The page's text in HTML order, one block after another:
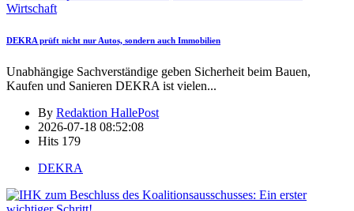
Wirtschaft
DEKRA prüft nicht nur Autos, sondern auch Immobilien
Unabhängige Sachverständige geben Sicherheit beim Bauen,
Kaufen und Sanieren DEKRA ist vielen...
By Redaktion HallePost
2026-07-18 08:52:08
Hits 179
DEKRA